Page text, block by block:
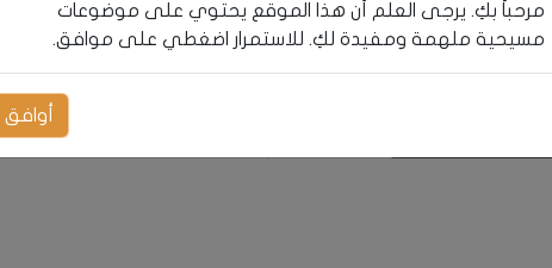
مرحباً بكِ. يرجى العلم أن هذا الموقع يحتوي على موضوعات
مسيحية ملهمة ومفيدة لكِ. للاستمرار اضغطي على موافق.
أوافق